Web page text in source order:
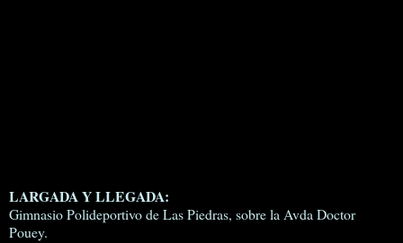
LARGADA Y LLEGADA:
Gimnasio Polideportivo de Las Piedras, sobre la Avda Doctor
Pouey.